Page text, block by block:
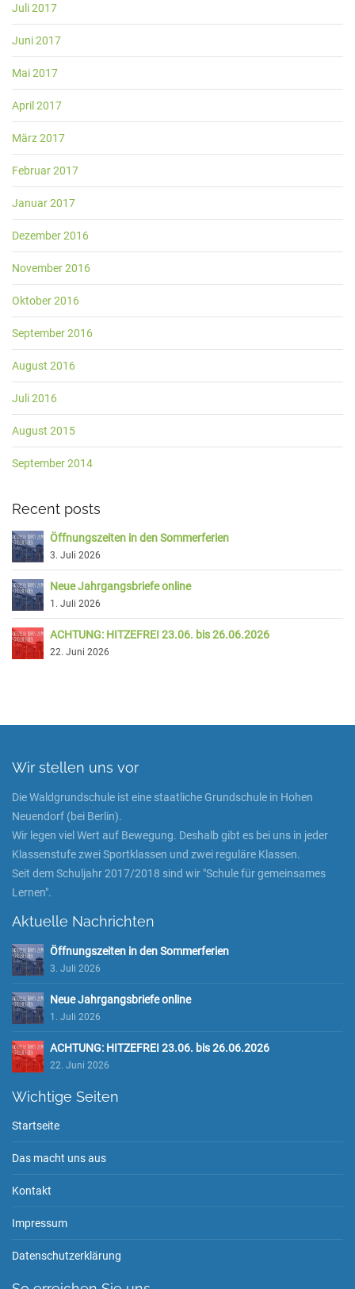
Juli 2017
Juni 2017
Mai 2017
April 2017
März 2017
Februar 2017
Januar 2017
Dezember 2016
November 2016
Oktober 2016
September 2016
August 2016
Juli 2016
August 2015
September 2014
Recent posts
Öffnungszeiten in den Sommerferien
3. Juli 2026
Neue Jahrgangsbriefe online
1. Juli 2026
ACHTUNG: HITZEFREI 23.06. bis 26.06.2026
22. Juni 2026
Wir stellen uns vor
Die Waldgrundschule ist eine staatliche Grundschule in Hohen
Neuendorf (bei Berlin).
Wir legen viel Wert auf Bewegung. Deshalb gibt es bei uns in jeder
Klassenstufe zwei Sportklassen und zwei reguläre Klassen.
Seit dem Schuljahr 2017/2018 sind wir "Schule für gemeinsames
Lernen".
Aktuelle Nachrichten
Öffnungszeiten in den Sommerferien
3. Juli 2026
Neue Jahrgangsbriefe online
1. Juli 2026
ACHTUNG: HITZEFREI 23.06. bis 26.06.2026
22. Juni 2026
Wichtige Seiten
Startseite
Das macht uns aus
Kontakt
Impressum
Datenschutzerklärung